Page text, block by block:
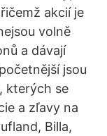
akcií je
volně
a dávají
jsou
kterých se
a zľavy na
Billa,